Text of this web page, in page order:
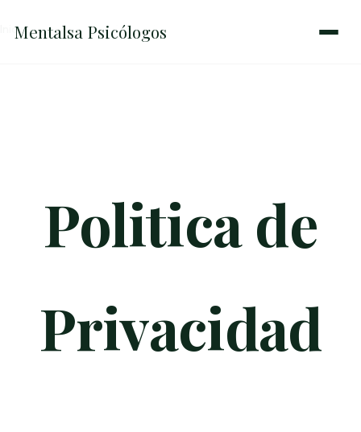
Inicio → Politica de Privacidad
Mentalsa Psicólogos
Politica de
Privacidad